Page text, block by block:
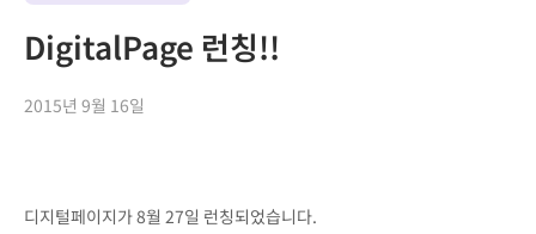
DigitalPage 런칭!!
2015년 9월 16일
디지털페이지가 8월 27일 런칭되었습니다.